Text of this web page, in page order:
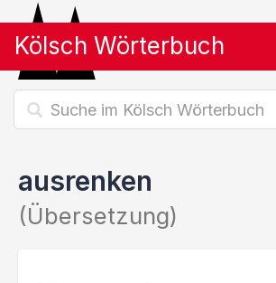
Kölsch Wörterbuch
ausrenken
(Übersetzung)